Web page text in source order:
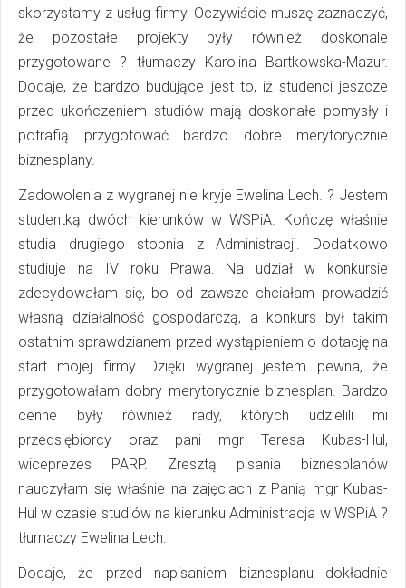
skorzystamy z usług firmy. Oczywiście muszę zaznaczyć,
że pozostałe projekty były również doskonale
przygotowane ? tłumaczy Karolina Bartkowska-Mazur.
Dodaje, że bardzo budujące jest to, iż studenci jeszcze
przed ukończeniem studiów mają doskonałe pomysły i
potrafią przygotować bardzo dobre merytorycznie
biznesplany.
Zadowolenia z wygranej nie kryje Ewelina Lech. ? Jestem
studentką dwóch kierunków w WSPiA. Kończę właśnie
studia drugiego stopnia z Administracji. Dodatkowo
studiuje na IV roku Prawa. Na udział w konkursie
zdecydowałam się, bo od zawsze chciałam prowadzić
własną działalność gospodarczą, a konkurs był takim
ostatnim sprawdzianem przed wystąpieniem o dotację na
start mojej firmy. Dzięki wygranej jestem pewna, że
przygotowałam dobry merytorycznie biznesplan. Bardzo
cenne były również rady, których udzielili mi
przedsiębiorcy oraz pani mgr Teresa Kubas-Hul,
wiceprezes PARP. Zresztą pisania biznesplanów
nauczyłam się właśnie na zajęciach z Panią mgr Kubas-
Hul w czasie studiów na kierunku Administracja w WSPiA ?
tłumaczy Ewelina Lech.
Dodaje, że przed napisaniem biznesplanu dokładnie